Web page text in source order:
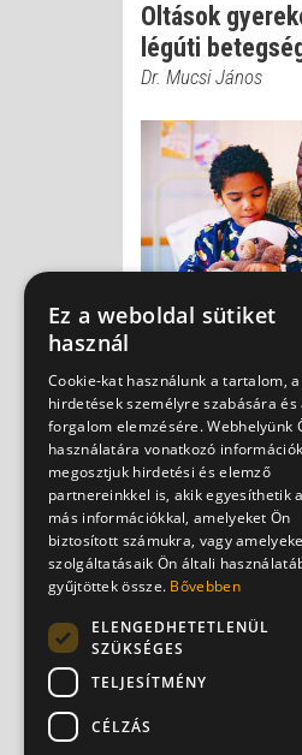
Oltások
légúti
Dr. Mucsi János
Védőoltás
a gyerek?
Dr. Bókay János
Nem csak
Rengeteg
a vizelet
Ez a weboldal sütiket
használ
Cookie-kat használunk a tartalom, a
hirdetések személyre szabására és
forgalom elemzésére. Webhelyünk
használatára vonatkozó
megosztjuk hirdetési és elemző
partnereinkkel is, akik egyesíthetik
más információkkal, amelyeket Ön
biztosított számukra, vagy
szolgáltatásaik Ön általi
gyűjtöttek össze. Bővebben
ELENGEDHETETLENÜL
SZÜKSÉGES
TELJESÍTMÉNY
CÉLZÁS